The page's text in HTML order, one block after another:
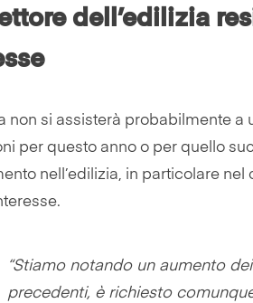
dell’edilizia
non si assisterà probabilmente
per questo anno o per quello
nell’edilizia, in particolare
“Stiamo notando un aumento
precedenti, è richiesto